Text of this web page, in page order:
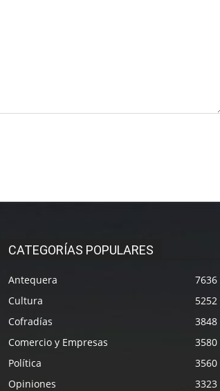
CATEGORÍAS POPULARES
Antequera
7636
Cultura
5252
Cofradías
3848
Comercio y Empresas
3580
Política
3560
Opiniones
3323